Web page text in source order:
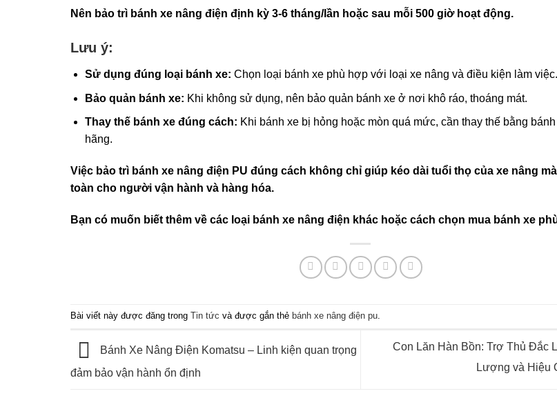
Nên bảo trì bánh xe nâng điện định kỳ 3-6 tháng/lần hoặc sau mỗi 500 giờ hoạt động.
Lưu ý:
Sử dụng đúng loại bánh xe: Chọn loại bánh xe phù hợp với loại xe nâng và điều kiện làm việc.
Bảo quản bánh xe: Khi không sử dụng, nên bảo quản bánh xe ở nơi khô ráo, thoáng mát.
Thay thế bánh xe đúng cách: Khi bánh xe bị hỏng hoặc mòn quá mức, cần thay thế bằng
hãng.
Việc bảo trì bánh xe nâng điện PU đúng cách không chỉ giúp kéo dài tuổi thọ của xe nâng
toàn cho người vận hành và hàng hóa.
Bạn có muốn biết thêm về các loại bánh xe nâng điện khác hoặc cách chọn mua bánh xe
Bài viết này được đăng trong Tin tức và được gắn thẻ bánh xe nâng điện pu.
Bánh Xe Nâng Điện Komatsu – Linh kiện quan trọng
đảm bảo vận hành ổn định
Con Lăn Hàn Bồn: Trợ Thủ Đắc
Lượng và Hiệu